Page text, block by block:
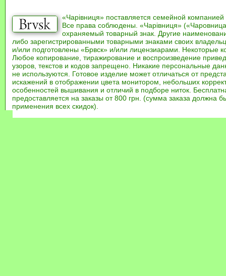
«Чарівниця» поставляется семейной компанией
Все права соблюдены. «Чарівниця»
охраняемый товарный знак. Другие
либо зарегистрированными товарными знаками своих
и/или подготовлены «Брвск» и/или лицензиарами. Некоторые
Любое копирование, тиражирование и воспроизведение
узоров, текстов и кодов запрещено. Никакие персональные
не используются. Готовое изделие может отличаться от
искажений в отображении цвета монитором, небольших
особенностей вышивания и отличий в подборе ниток.
предоставляется на заказы от 800 грн. (сумма заказа должна
применения всех скидок).